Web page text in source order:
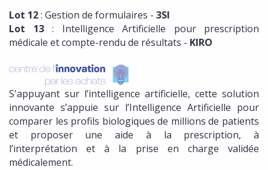
Lot 12: Gestion de formulaires - 3SI
Lot 13: Intelligence Artificielle pour prescription
médicale et compte-rendu de résultats - KIRO
S'appuyant sur l’intelligence artificielle, cette solution
innovante s’appuie sur l’Intelligence Artificielle pour
comparer les profils biologiques de millions de patients
et proposer une aide à la prescription, à
l’interprétation et à la prise en charge validée
médicalement.